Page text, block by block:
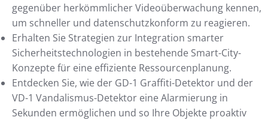
gegenüber herkömmlicher Videoüberwachung kennen,
um schneller und datenschutzkonform zu reagieren.
Erhalten Sie Strategien zur Integration smarter
Sicherheitstechnologien in bestehende Smart-City-
Konzepte für eine effiziente Ressourcenplanung.
Entdecken Sie, wie der GD-1 Graffiti-Detektor und der
VD-1 Vandalismus-Detektor eine Alarmierung in
Sekunden ermöglichen und so Ihre Objekte proaktiv